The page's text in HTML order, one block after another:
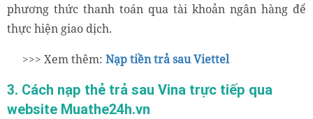
phương thức thanh toán qua tài khoản ngân hàng để
thực hiện giao dịch.
>>> Xem thêm: Nạp tiền trả sau Viettel
3. Cách nạp thẻ trả sau Vina trực tiếp qua
website Muathe24h.vn